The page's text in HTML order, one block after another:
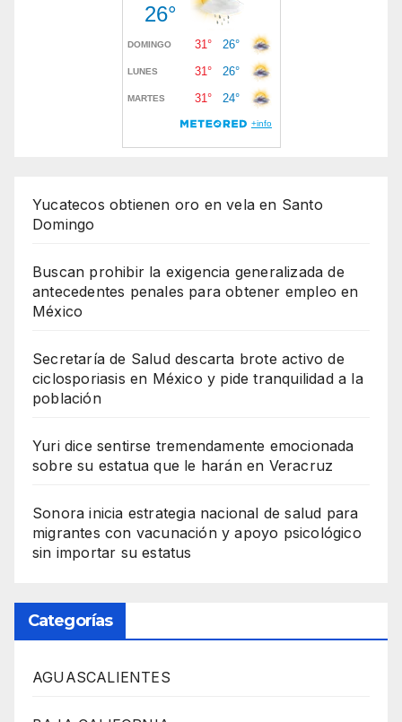
Yucatecos obtienen oro en vela en Santo
Domingo
Buscan prohibir la exigencia generalizada de
antecedentes penales para obtener empleo en
México
Secretaría de Salud descarta brote activo de
ciclosporiasis en México y pide tranquilidad a la
población
Yuri dice sentirse tremendamente emocionada
sobre su estatua que le harán en Veracruz
Sonora inicia estrategia nacional de salud para
migrantes con vacunación y apoyo psicológico
sin importar su estatus
Categorías
AGUASCALIENTES